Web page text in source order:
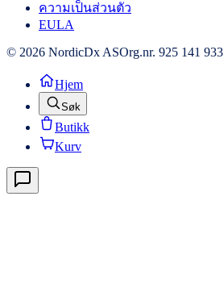
ความเป็นส่วนตัว
EULA
© 2026 NordicDx ASOrg.nr. 925 141 933
Hjem
Søk
Butikk
Kurv